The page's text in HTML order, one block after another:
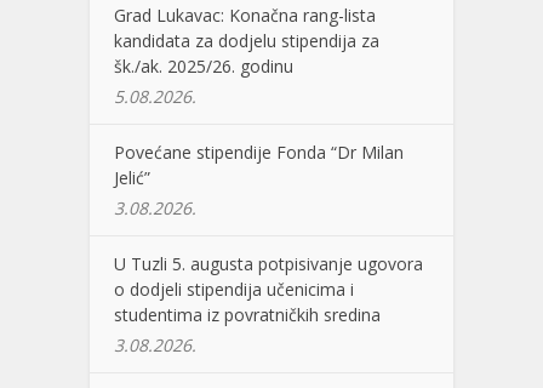
Grad Lukavac: Konačna rang-lista
kandidata za dodjelu stipendija za
šk./ak. 2025/26. godinu
5.08.2026.
Povećane stipendije Fonda “Dr Milan
Jelić”
3.08.2026.
U Tuzli 5. augusta potpisivanje ugovora
o dodjeli stipendija učenicima i
studentima iz povratničkih sredina
3.08.2026.